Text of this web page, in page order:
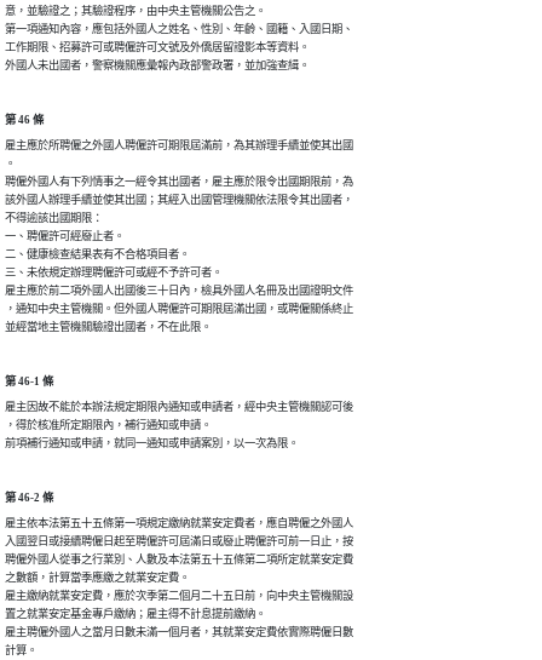
意，並驗證之；其驗證程序，由中央主管機關公告之。
第一項通知內容，應包括外國人之姓名、性別、年齡、國籍、入國日期、
工作期限、招募許可或聘僱許可文號及外僑居留證影本等資料。
外國人未出國者，警察機關應彙報內政部警政署，並加強查緝。
第 46 條
雇主應於所聘僱之外國人聘僱許可期限屆滿前，為其辦理手續並使其出國
。
聘僱外國人有下列情事之一經令其出國者，雇主應於限令出國期限前，為
該外國人辦理手續並使其出國；其經入出國管理機關依法限令其出國者，
不得逾該出國期限：
一、聘僱許可經廢止者。
二、健康檢查結果表有不合格項目者。
三、未依規定辦理聘僱許可或經不予許可者。
雇主應於前二項外國人出國後三十日內，檢具外國人名冊及出國證明文件
，通知中央主管機關。但外國人聘僱許可期限屆滿出國，或聘僱關係終止
並經當地主管機關驗證出國者，不在此限。
第 46-1 條
雇主因故不能於本辦法規定期限內通知或申請者，經中央主管機關認可後
，得於核准所定期限內，補行通知或申請。
前項補行通知或申請，就同一通知或申請案別，以一次為限。
第 46-2 條
雇主依本法第五十五條第一項規定繳納就業安定費者，應自聘僱之外國人
入國翌日或接續聘僱日起至聘僱許可屆滿日或廢止聘僱許可前一日止，按
聘僱外國人從事之行業別、人數及本法第五十五條第二項所定就業安定費
之數額，計算當季應繳之就業安定費。
雇主繳納就業安定費，應於次季第二個月二十五日前，向中央主管機關設
置之就業安定基金專戶繳納；雇主得不計息提前繳納。
雇主聘僱外國人之當月日數未滿一個月者，其就業安定費依實際聘僱日數
計算。